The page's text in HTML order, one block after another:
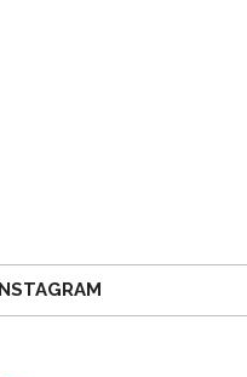
INSTAGRAM